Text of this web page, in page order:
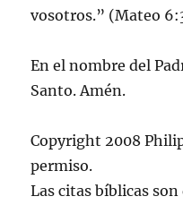
vosotros.” (Mateo
En el nombre del
Santo. Amén.
Copyright 2008
permiso.
Las citas bíblicas